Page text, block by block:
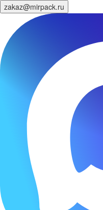
zakaz@mirpack.ru